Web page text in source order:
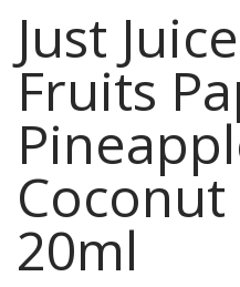
Just
Fruits
20ml